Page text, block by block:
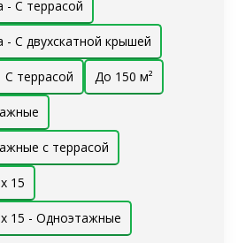
С террасой
С двухскатной крышей
С террасой До 150 м²
с террасой
15
15 - Одноэтажные